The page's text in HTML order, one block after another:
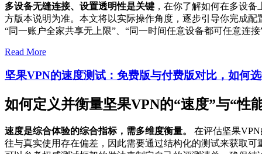
多设备无缝连接、设置透明性是关键 ，在你了解如何在多设
方版本说明为准。本文将以实际操作角度，逐步引导你完成
“同一账户全家共享无上限”、“同一时间任意设备都可任意连
Read More
坚果VPN的速度测试：免费版与付费版对比，如何
如何定义并衡量坚果VPN的“速度”与“性
速度是综合体验的综合指标，需多维度衡量。
在评估坚果
往与真实使用存在偏差，因此需要通过结构化的测试来获取